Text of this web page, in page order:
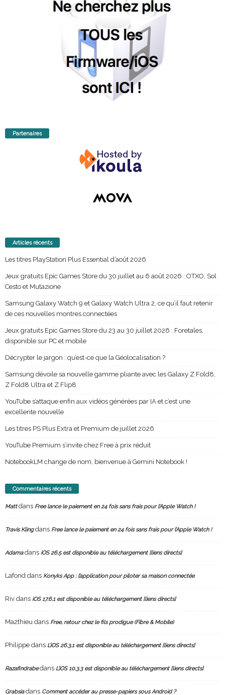
Partenaires
Articles récents
Les titres PlayStation Plus Essential d’août 2026
Jeux gratuits Epic Games Store du 30 juillet au 6 août 2026 : OTXO, Sol
Cesto et Mutazione
Samsung Galaxy Watch 9 et Galaxy Watch Ultra 2, ce qu’il faut retenir
de ces nouvelles montres connectées
Jeux gratuits Epic Games Store du 23 au 30 juillet 2026 : Foretales,
disponible sur PC et mobile
Décrypter le jargon : qu’est-ce que la Géolocalisation ?
Samsung dévoile sa nouvelle gamme pliante avec les Galaxy Z Fold8,
Z Fold8 Ultra et Z Flip8
YouTube s’attaque enfin aux vidéos générées par IA et c’est une
excellente nouvelle
Les titres PS Plus Extra et Premium de juillet 2026
YouTube Premium s’invite chez Free à prix réduit
NotebookLM change de nom, bienvenue à Gemini Notebook !
Commentaires récents
Mattdans Free lance le paiement en 24 fois sans frais pour l’Apple Watch !
Travis Klingdans Free lance le paiement en 24 fois sans frais pour l’Apple Watch !
Adamadans iOS 26.5 est disponible au téléchargement [liens directs]
Lafond dans Konyks App : l’application pour piloter sa maison connectée
Riv dans iOS 17.6.1 est disponible au téléchargement [liens directs]
Ma2thieu dans Free, retour chez le fils prodigue (Fibre & Mobile)
Philippe dans L’iOS 26.3.1 est disponible au téléchargement [liens directs]
Razafindrabedans L’iOS 10.3.3 est disponible au téléchargement [liens directs]
Grabsiadans Comment accéder au presse-papiers sous Android ?